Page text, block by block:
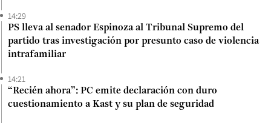
14:29
PS lleva al senador Espinoza al Tribunal Supremo del
partido tras investigación por presunto caso de violencia
intrafamiliar
14:21
“Recién ahora”: PC emite declaración con duro
cuestionamiento a Kast y su plan de seguridad